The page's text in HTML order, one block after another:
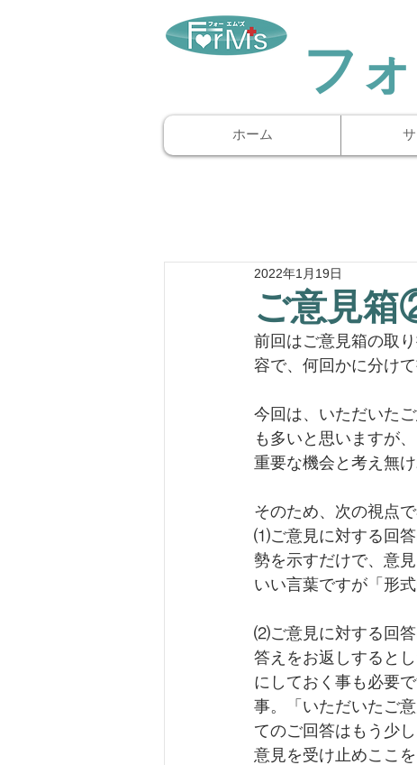
フ
ホーム
ご意見
2022年1月19日
前回はご意見箱の取
容で、何回かに分けて
今回は、いただいた
も多いと思いますが
重要な機会と考え無け
そのため、次の視点
⑴ご意見に対する回
勢を示すだけで、意
いい言葉ですが「形
⑵ご意見に対する回
答えをお返しすると
にしておく事も必要
事。「いただいたご
てのご回答はもう少
意見を受け止めここ